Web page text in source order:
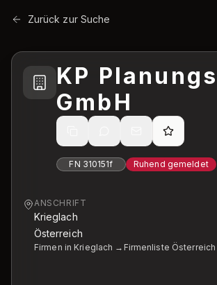
Zurück zur Suche
KP Planungs
GmbH
FN 310151f Ruhend gemeldet
ANSCHRIFT
Krieglach
Österreich
Firmen in Krieglach → Firmenliste Österreich